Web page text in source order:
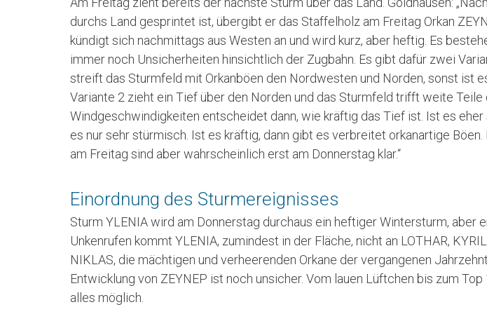
durchs Land gesprintet ist, übergibt er das Staffelholz am Freitag Orkan
kündigt sich nachmittags aus Westen an und wird kurz, aber heftig. Es
immer noch Unsicherheiten hinsichtlich der Zugbahn. Es gibt dafür zwei
streift das Sturmfeld mit Orkanböen den Nordwesten und Norden, sonst ist es
Variante 2 zieht ein Tief über den Norden und das Sturmfeld trifft weite Teile
Windgeschwindigkeiten entscheidet dann, wie kräftig das Tief ist. Ist es eher
es nur sehr stürmisch. Ist es kräftig, dann gibt es verbreitet orkanartige
am Freitag sind aber wahrscheinlich erst am Donnerstag klar.“
Einordnung des Sturmereignisses
Sturm YLENIA wird am Donnerstag durchaus ein heftiger Wintersturm, aber
Unkenrufen kommt YLENIA, zumindest in der Fläche, nicht an LOTHAR,
NIKLAS, die mächtigen und verheerenden Orkane der vergangenen
Entwicklung von ZEYNEP ist noch unsicher. Vom lauen Lüftchen bis zum Top
alles möglich.